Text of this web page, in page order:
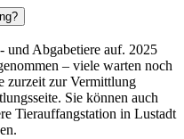
und Abgabetiere auf. 2025
– viele warten noch
zurzeit zur Vermittlung
Sie können auch
Tierauffangstation in Lustadt